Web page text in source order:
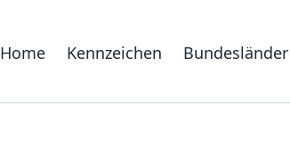
Home Kennzeichen Bundesländer